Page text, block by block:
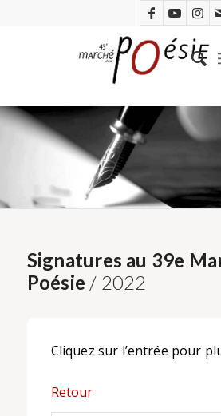
Signatures au 39e
Poésie / 2022
Cliquez sur l’entrée pour
Retour